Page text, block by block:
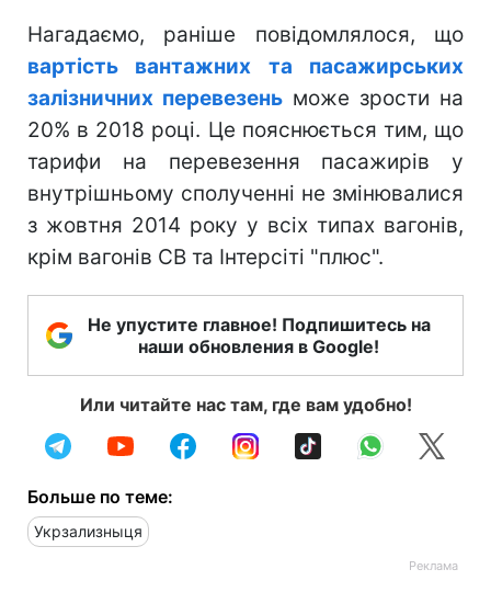
Нагадаємо, раніше повідомлялося, що
вартість вантажних та пасажирських
залізничних перевезень може зрости на
20% в 2018 році. Це пояснюється тим, що
тарифи на перевезення пасажирів у
внутрішньому сполученні не змінювалися
з жовтня 2014 року у всіх типах вагонів,
крім вагонів СВ та Інтерсіті "плюс".
Не упустите главное! Подпишитесь на
наши обновления в Google!
Или читайте нас там, где вам удобно!
Больше по теме:
Укрзализныця